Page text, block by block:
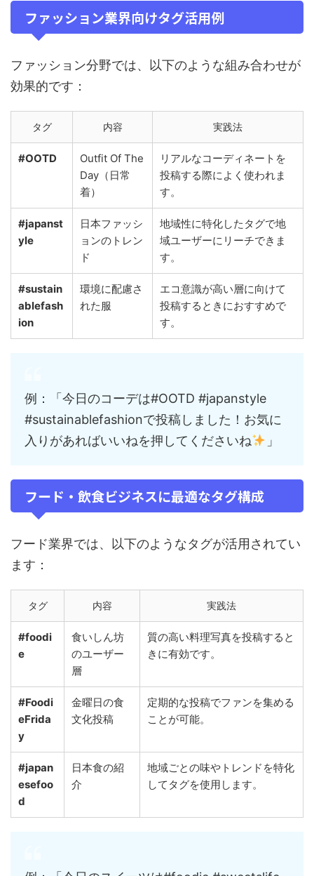
ファッション業界向けタグ活用例
ファッション分野では、以下のような組み合わせが
効果的です：
タグ 内容 実践法
#OOTD
Outfit Of The
Day（日常
着）
リアルなコーディネートを
投稿する際によく使われま
す。
#japanst
yle
日本ファッシ
ョンのトレン
ド
地域性に特化したタグで地
域ユーザーにリーチできま
す。
#sustain
ablefash
ion
環境に配慮さ
れた服
エコ意識が高い層に向けて
投稿するときにおすすめで
す。
例：「今日のコーデは#OOTD #japanstyle
#sustainablefashionで投稿しました！お気に
入りがあればいいねを押してくださいね
」
フード・飲食ビジネスに最適なタグ構成
フード業界では、以下のようなタグが活用されてい
ます：
タグ 内容 実践法
#foodi
e
食いしん坊
のユーザー
層
質の高い料理写真を投稿すると
きに有効です。
#Foodi
eFrida
y
金曜日の食
文化投稿
定期的な投稿でファンを集める
ことが可能。
#japan
esefoo
d
日本食の紹
介
地域ごとの味やトレンドを特化
してタグを使用します。